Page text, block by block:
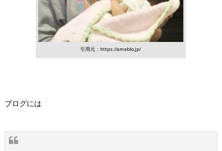
引用元：https://ameblo.jp/
ブログには